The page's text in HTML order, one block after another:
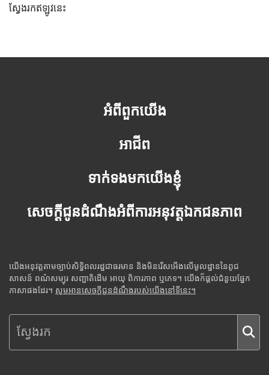
ស្វែងរកឥឡូវនេះ
អំពីពួកយើង
អាជីព
ទាក់ទងមកយើងខ្ញុំ
សេចក្តីជូនដំណឹងអំពីការអនុវត្តឯកជនភាព
យើងអនុវត្តតាមច្បាប់សិទ្ធិពលរដ្ឋជាធរមាន និងមិនរើសអើងលើមូលដ្ឋាននៃពូជ
សាសន៍ ពណ៌សម្បុរ សញ្ជាតិដើម អាយុ ពិការភាព ឬភេទ។ យើងក៏ផ្តល់ជំនួយផ្នែក
ភាសាផងដែរ។ សូមអានសេចក្តីជូនដំណឹងរបស់យើងនៅទីនេះ។